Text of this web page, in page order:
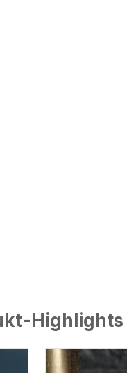
Highlights